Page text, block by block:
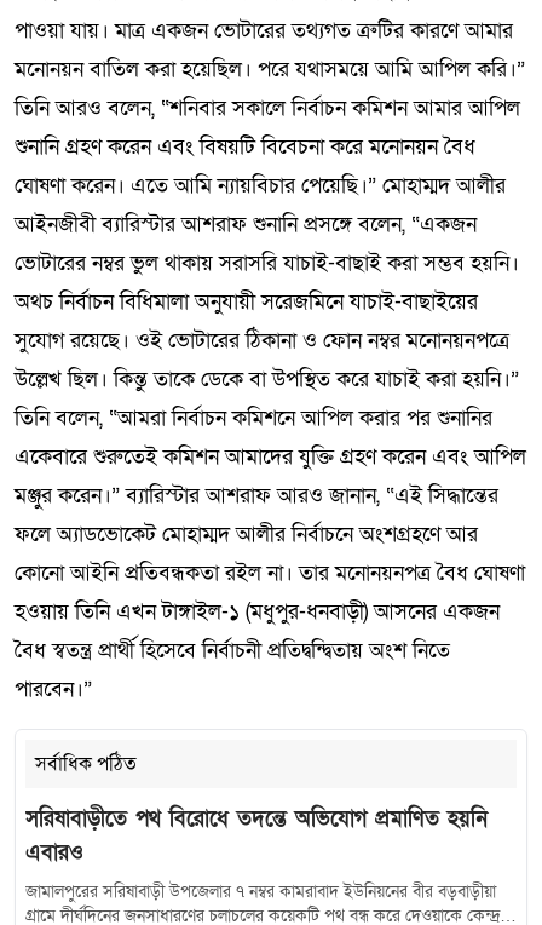
পাওয়া যায়। মাত্র একজন ভোটারের তথ্যগত ত্রুটির কারণে আমার
মনোনয়ন বাতিল করা হয়েছিল। পরে যথাসময়ে আমি আপিল করি।”
তিনি আরও বলেন, “শনিবার সকালে নির্বাচন কমিশন আমার আপিল
শুনানি গ্রহণ করেন এবং বিষয়টি বিবেচনা করে মনোনয়ন বৈধ
ঘোষণা করেন। এতে আমি ন্যায়বিচার পেয়েছি।” মোহাম্মদ আলীর
আইনজীবী ব্যারিস্টার আশরাফ শুনানি প্রসঙ্গে বলেন, “একজন
ভোটারের নম্বর ভুল থাকায় সরাসরি যাচাই-বাছাই করা সম্ভব হয়নি।
অথচ নির্বাচন বিধিমালা অনুযায়ী সরেজমিনে যাচাই-বাছাইয়ের
সুযোগ রয়েছে। ওই ভোটারের ঠিকানা ও ফোন নম্বর মনোনয়নপত্রে
উল্লেখ ছিল। কিন্তু তাকে ডেকে বা উপস্থিত করে যাচাই করা হয়নি।”
তিনি বলেন, “আমরা নির্বাচন কমিশনে আপিল করার পর শুনানির
একেবারে শুরুতেই কমিশন আমাদের যুক্তি গ্রহণ করেন এবং আপিল
মঞ্জুর করেন।” ব্যারিস্টার আশরাফ আরও জানান, “এই সিদ্ধান্তের
ফলে অ্যাডভোকেট মোহাম্মদ আলীর নির্বাচনে অংশগ্রহণে আর
কোনো আইনি প্রতিবন্ধকতা রইল না। তার মনোনয়নপত্র বৈধ ঘোষণা
হওয়ায় তিনি এখন টাঙ্গাইল-১ (মধুপুর-ধনবাড়ী) আসনের একজন
বৈধ স্বতন্ত্র প্রার্থী হিসেবে নির্বাচনী প্রতিদ্বন্দ্বিতায় অংশ নিতে
পারবেন।”
সর্বাধিক পঠিত
সরিষাবাড়ীতে পথ বিরোধে তদন্তে অভিযোগ প্রমাণিত হয়নি
এবারও
জামালপুরের সরিষাবাড়ী উপজেলার ৭ নম্বর কামরাবাদ ইউনিয়নের বীর বড়বাড়ীয়া
গ্রামে দীর্ঘদিনের জনসাধারণের চলাচলের কয়েকটি পথ বন্ধ করে দেওয়াকে কেন্দ্র